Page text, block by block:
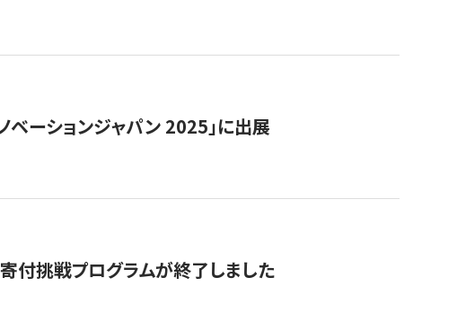
ベーションジャパン 2025」に出展
付挑戦プログラムが終了しました